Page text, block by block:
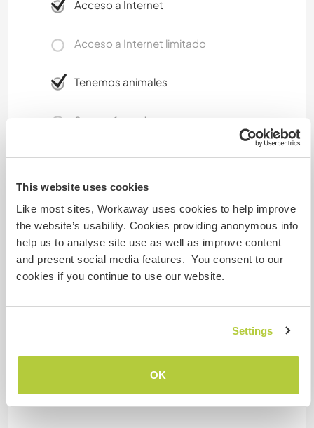
This website uses cookies
Like most sites, Workaway uses cookies to help improve
the website’s usability. Cookies providing anonymous info
help us to analyse site use as well as improve content
and present social media features. You consent to our
cookies if you continue to use our website.
Settings
OK
Acceso a Internet
Acceso a Internet limitado
Tenemos animales
Somos fumadores
Puede alojar familias
Puede acoger a nómadas
digitales
Notre connexion internet est amplement
suffisante pour travailler nous avons la fibre
qui fait un espace de travail très agréable Our
working. There is only the Upload which is a bit
slow and can improve your patience! we have a
large living room / kitchen of 60 m 2 which